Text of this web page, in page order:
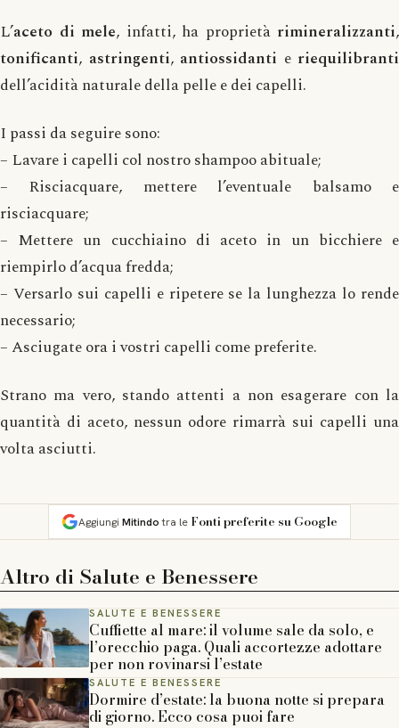
L’aceto di mele, infatti, ha proprietà rimineralizzanti,
tonificanti, astringenti, antiossidanti e riequilibranti
dell’acidità naturale della pelle e dei capelli.
I passi da seguire sono:
– Lavare i capelli col nostro shampoo abituale;
– Risciacquare, mettere l’eventuale balsamo e
risciacquare;
– Mettere un cucchiaino di aceto in un bicchiere e
riempirlo d’acqua fredda;
– Versarlo sui capelli e ripetere se la lunghezza lo rende
necessario;
– Asciugate ora i vostri capelli come preferite.
Strano ma vero, stando attenti a non esagerare con la
quantità di aceto, nessun odore rimarrà sui capelli una
volta asciutti.
Aggiungi Mitindotra le Fonti preferite su Google
Altro di Salute e Benessere
SALUTE E BENESSERE
Cuffiette al mare: il volume sale da solo, e
l’orecchio paga. Quali accortezze adottare
per non rovinarsi l’estate
SALUTE E BENESSERE
Dormire d’estate: la buona notte si prepara
di giorno. Ecco cosa puoi fare